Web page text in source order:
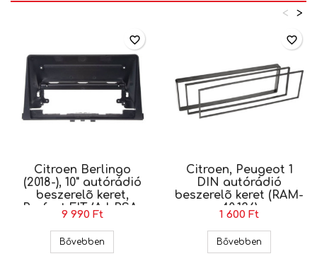
>
<
Citroen Berlingo
(2018-), 10" autórádió
beszerelõ keret,
Perfect FIT (AJ-PSA-
013)
9 990 Ft
Bővebben Citroen Berlingo (2018-), 10" autórádió beszerelõ
favorite_border
Citroen, Peugeot 1
DIN autórádió
beszerelõ keret (RAM-
40.136)
1 600 Ft
Bővebben
favorite_border